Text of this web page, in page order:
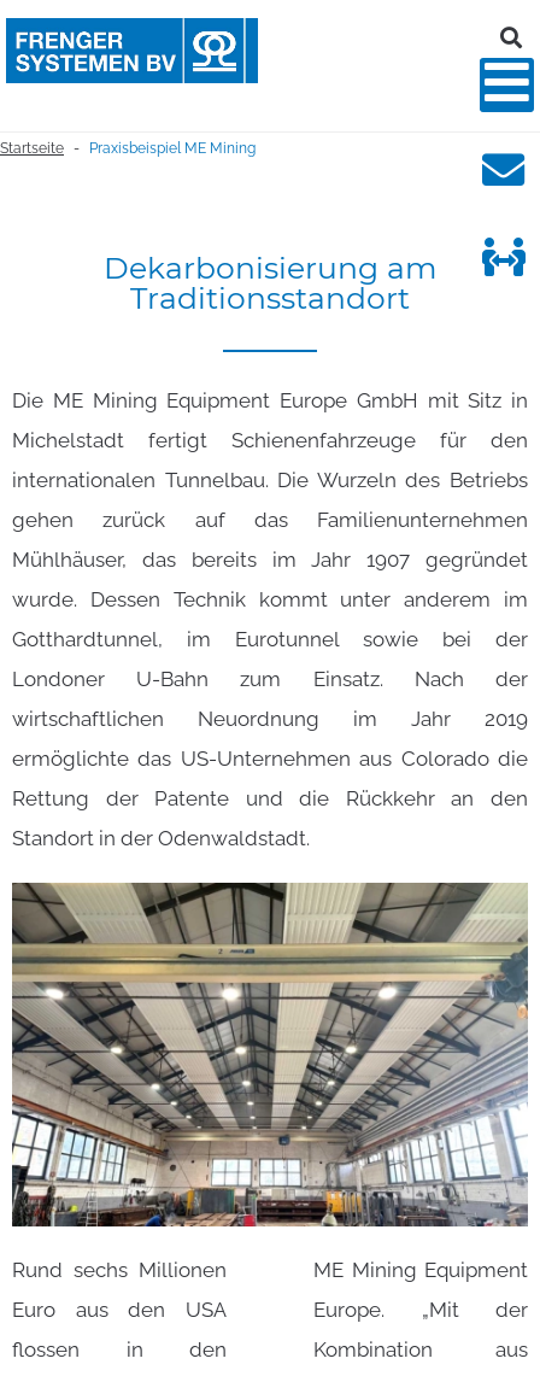
Startseite - Praxisbeispiel ME Mining
Dekarbonisierung am
Traditionsstandort
Die ME Mining Equipment Europe GmbH mit Sitz in
Michelstadt fertigt Schienenfahrzeuge für den
internationalen Tunnelbau. Die Wurzeln des Betriebs
gehen zurück auf das Familienunternehmen
Mühlhäuser, das bereits im Jahr 1907 gegründet
wurde. Dessen Technik kommt unter anderem im
Gotthardtunnel, im Eurotunnel sowie bei der
Londoner U-Bahn zum Einsatz. Nach der
wirtschaftlichen Neuordnung im Jahr 2019
ermöglichte das US-Unternehmen aus Colorado die
Rettung der Patente und die Rückkehr an den
Standort in der Odenwaldstadt.
Rund sechs Millionen
Euro aus den USA
flossen in den
ME Mining Equipment
Europe. „Mit der
Kombination aus